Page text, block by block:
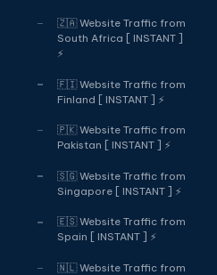
🇿🇦 Website Traffic from
South Africa [ INSTANT ]
⚡
🇫🇮 Website Traffic from
Finland [ INSTANT ] ⚡
🇵🇰 Website Traffic from
Pakistan [ INSTANT ] ⚡
🇸🇬 Website Traffic from
Singapore [ INSTANT ] ⚡
🇪🇸 Website Traffic from
Spain [ INSTANT ] ⚡
🇳🇱 Website Traffic from
1. Tăng
Dịch vụ tăng tương tác
Facebook, TikTok,
share, comment, view
xây dựng thương hiệu